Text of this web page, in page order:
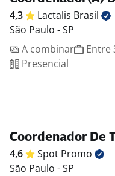
4,3 Lactalis Brasil
São Paulo - SP
A combinar
Entre
Presencial
Coordenador De
4,6 Spot Promo
São Paulo - SP